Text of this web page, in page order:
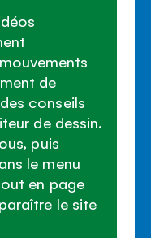
de
conseils
de dessin.
puis
le menu
en page
le site